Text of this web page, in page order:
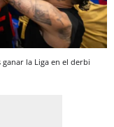
la Liga en el derbi